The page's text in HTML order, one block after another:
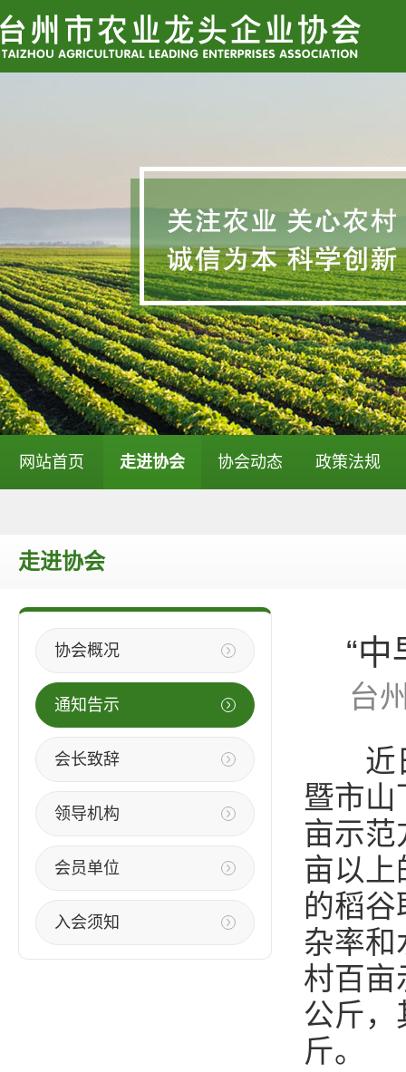
网站首页 走进协会 协会动态 政策法规
走进协会
协会概况
通知告示
会长致辞
领导机构
会员单位
入会须知
“
台
近日
暨市山
亩示范
亩以上
的稻
杂率和
村百亩
公斤，
斤。